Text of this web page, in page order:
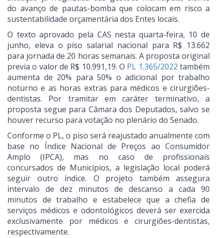
do avanço de pautas-bomba que colocam em risco a
sustentabilidade orçamentária dos Entes locais.
O texto aprovado pela CAS nesta quarta-feira, 10 de
junho, eleva o piso salarial nacional para R$ 13.662
para jornada de 20 horas semanais. A proposta original
previa o valor de R$ 10.991,19. O PL 1.365/2022 também
aumenta de 20% para 50% o adicional por trabalho
noturno e as horas extras para médicos e cirurgiões-
dentistas. Por tramitar em caráter terminativo, a
proposta segue para Câmara dos Deputados, salvo se
houver recurso para votação no plenário do Senado.
Conforme o PL, o piso será reajustado anualmente com
base no Índice Nacional de Preços ao Consumidor
Amplo (IPCA), mas no caso de profissionais
concursados de Municípios, a legislação local poderá
seguir outro índice. O projeto também assegura
intervalo de dez minutos de descanso a cada 90
minutos de trabalho e estabelece que a chefia de
serviços médicos e odontológicos deverá ser exercida
exclusivamente por médicos e cirurgiões-dentistas,
respectivamente.